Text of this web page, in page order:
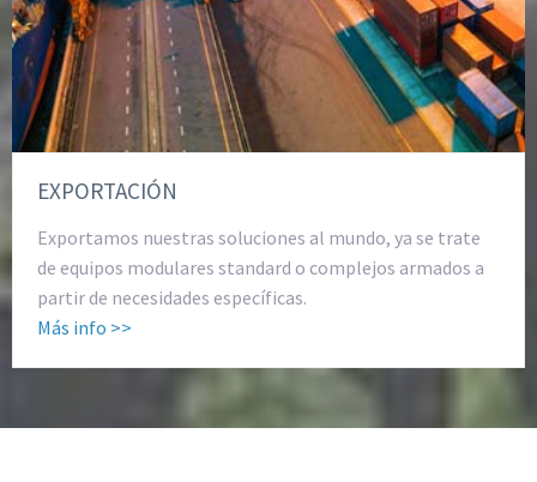
EXPORTACIÓN
Exportamos nuestras soluciones al mundo, ya se trate
de equipos modulares standard o complejos armados a
partir de necesidades específicas.
Más info >>